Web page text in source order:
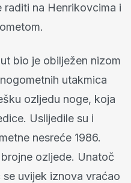
na Henrikovcima i
bio je obilježen nizom
utakmica
ozljedu noge, koja
Uslijedile su i
nesreće 1986.
ozljede. Unatoč
uvijek iznova vraćao